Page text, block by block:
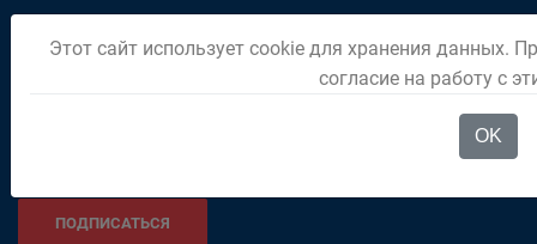
ПОДПИШИТЕСЬ НА НОВОСТИ
ПОДПИСАТЬСЯ
Этот сайт использует cookie для хранения данных.
согласие на работу с
OK